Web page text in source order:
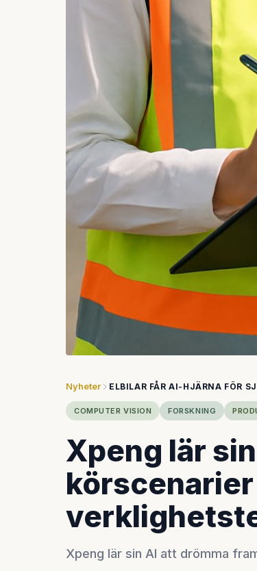
Nyheter ELBILAR FÅR AI-HJÄRNA FÖR
COMPUTER VISION FORSKNING
Xpeng lär
Xpeng lär sin AI att drömma